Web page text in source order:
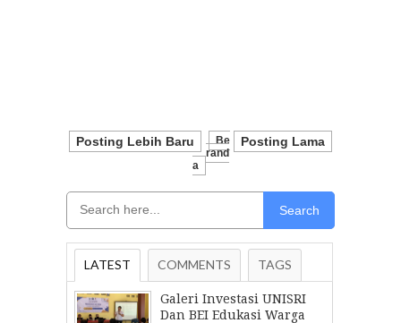
Posting Lebih Baru Posting Lama
Be
Rand
A
Search
LATEST COMMENTS TAGS
Galeri Investasi UNISRI
Dan BEI Edukasi Warga